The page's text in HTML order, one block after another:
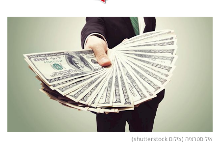
ומחקרים
אילוסטרציה (צילום shutterstock)